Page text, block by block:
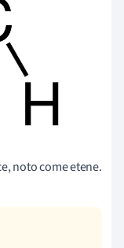
noto come etene.